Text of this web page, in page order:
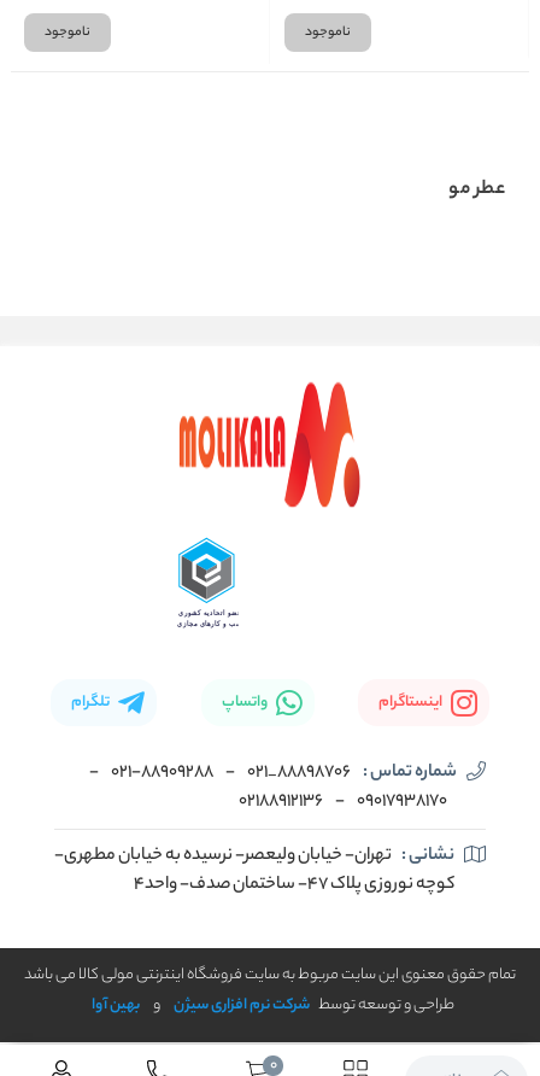
ناموجود ناموجود
عطر مو
اینستاگرام واتساپ تلگرام
شماره تماس : 88898706_021
- ۰۲۱-۸۸۹۰۹۲۸۸ -
۰۹۰۱۷۹۳۸۱۷۰ -
02188912136
نشانی : تهران- خیابان ولیعصر- نرسیده به خیابان مطهری-
کوچه نوروزی پلاک ۴۷- ساختمان صدف- واحد۴
تمام حقوق معنوی این سایت مربوط به سایت فروشگاه اینترنتی مولی کالا می باشد
طراحی و توسعه توسط شرکت نرم افزاری سیژن و بهین آوا
0